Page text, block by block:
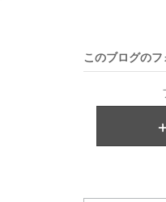
このブログの